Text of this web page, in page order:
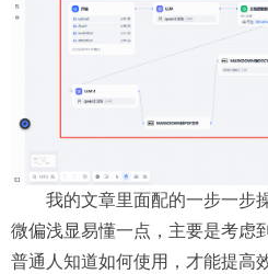
我的文章里面配的一步一步
微偏浅显易懂一点，主要是考虑
普通人知道如何使用，才能提高